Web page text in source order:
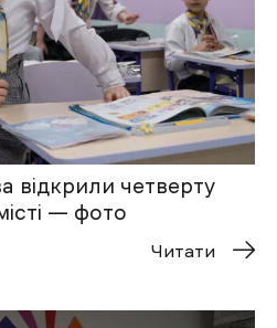
відкрили четверту
— фото
Читати